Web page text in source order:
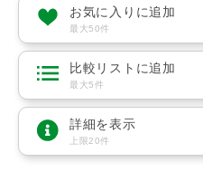
お気に入りに追加
最大50件
比較リストに追加
最大5件
詳細を表示
上限20件